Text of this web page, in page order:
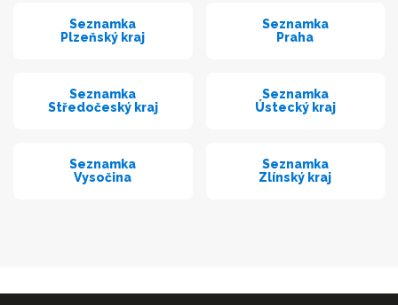
Seznamka
Plzeňský kraj
Seznamka
Praha
Seznamka
Středočeský kraj
Seznamka
Ústecký kraj
Seznamka
Vysočina
Seznamka
Zlínský kraj